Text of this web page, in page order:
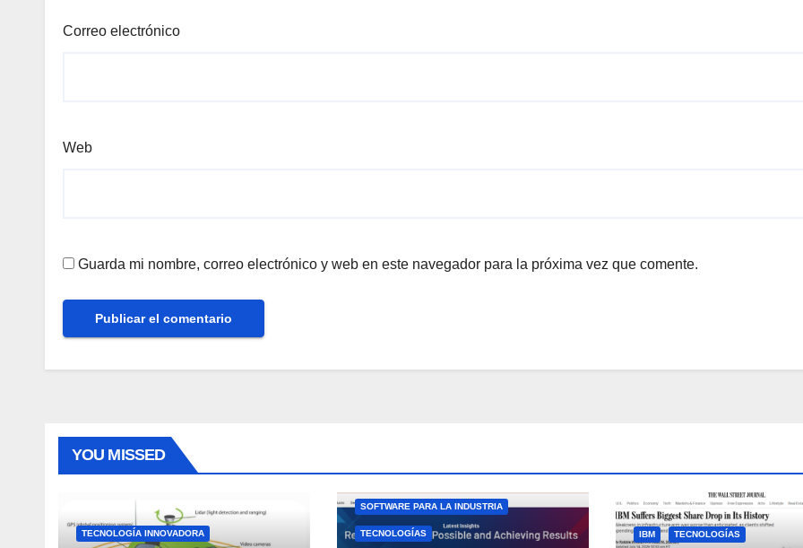
Correo electrónico
Web
Guarda mi nombre, correo electrónico y web en este navegador para la próxima vez que comente.
YOU MISSED
TECNOLOGÍA INNOVADORA
SOFTWARE PARA LA INDUSTRIA
TECNOLOGÍAS IBM TECNOLOGÍAS